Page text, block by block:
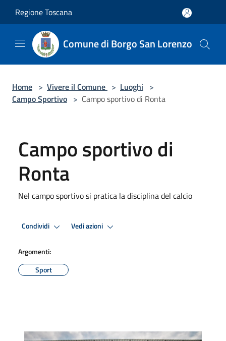
Regione Toscana
Comune di Borgo San Lorenzo
Home > Vivere il Comune > Luoghi >
Campo Sportivo > Campo sportivo di Ronta
Campo sportivo di
Ronta
Nel campo sportivo si pratica la disciplina del calcio
Condividi Vedi azioni
Argomenti:
Sport